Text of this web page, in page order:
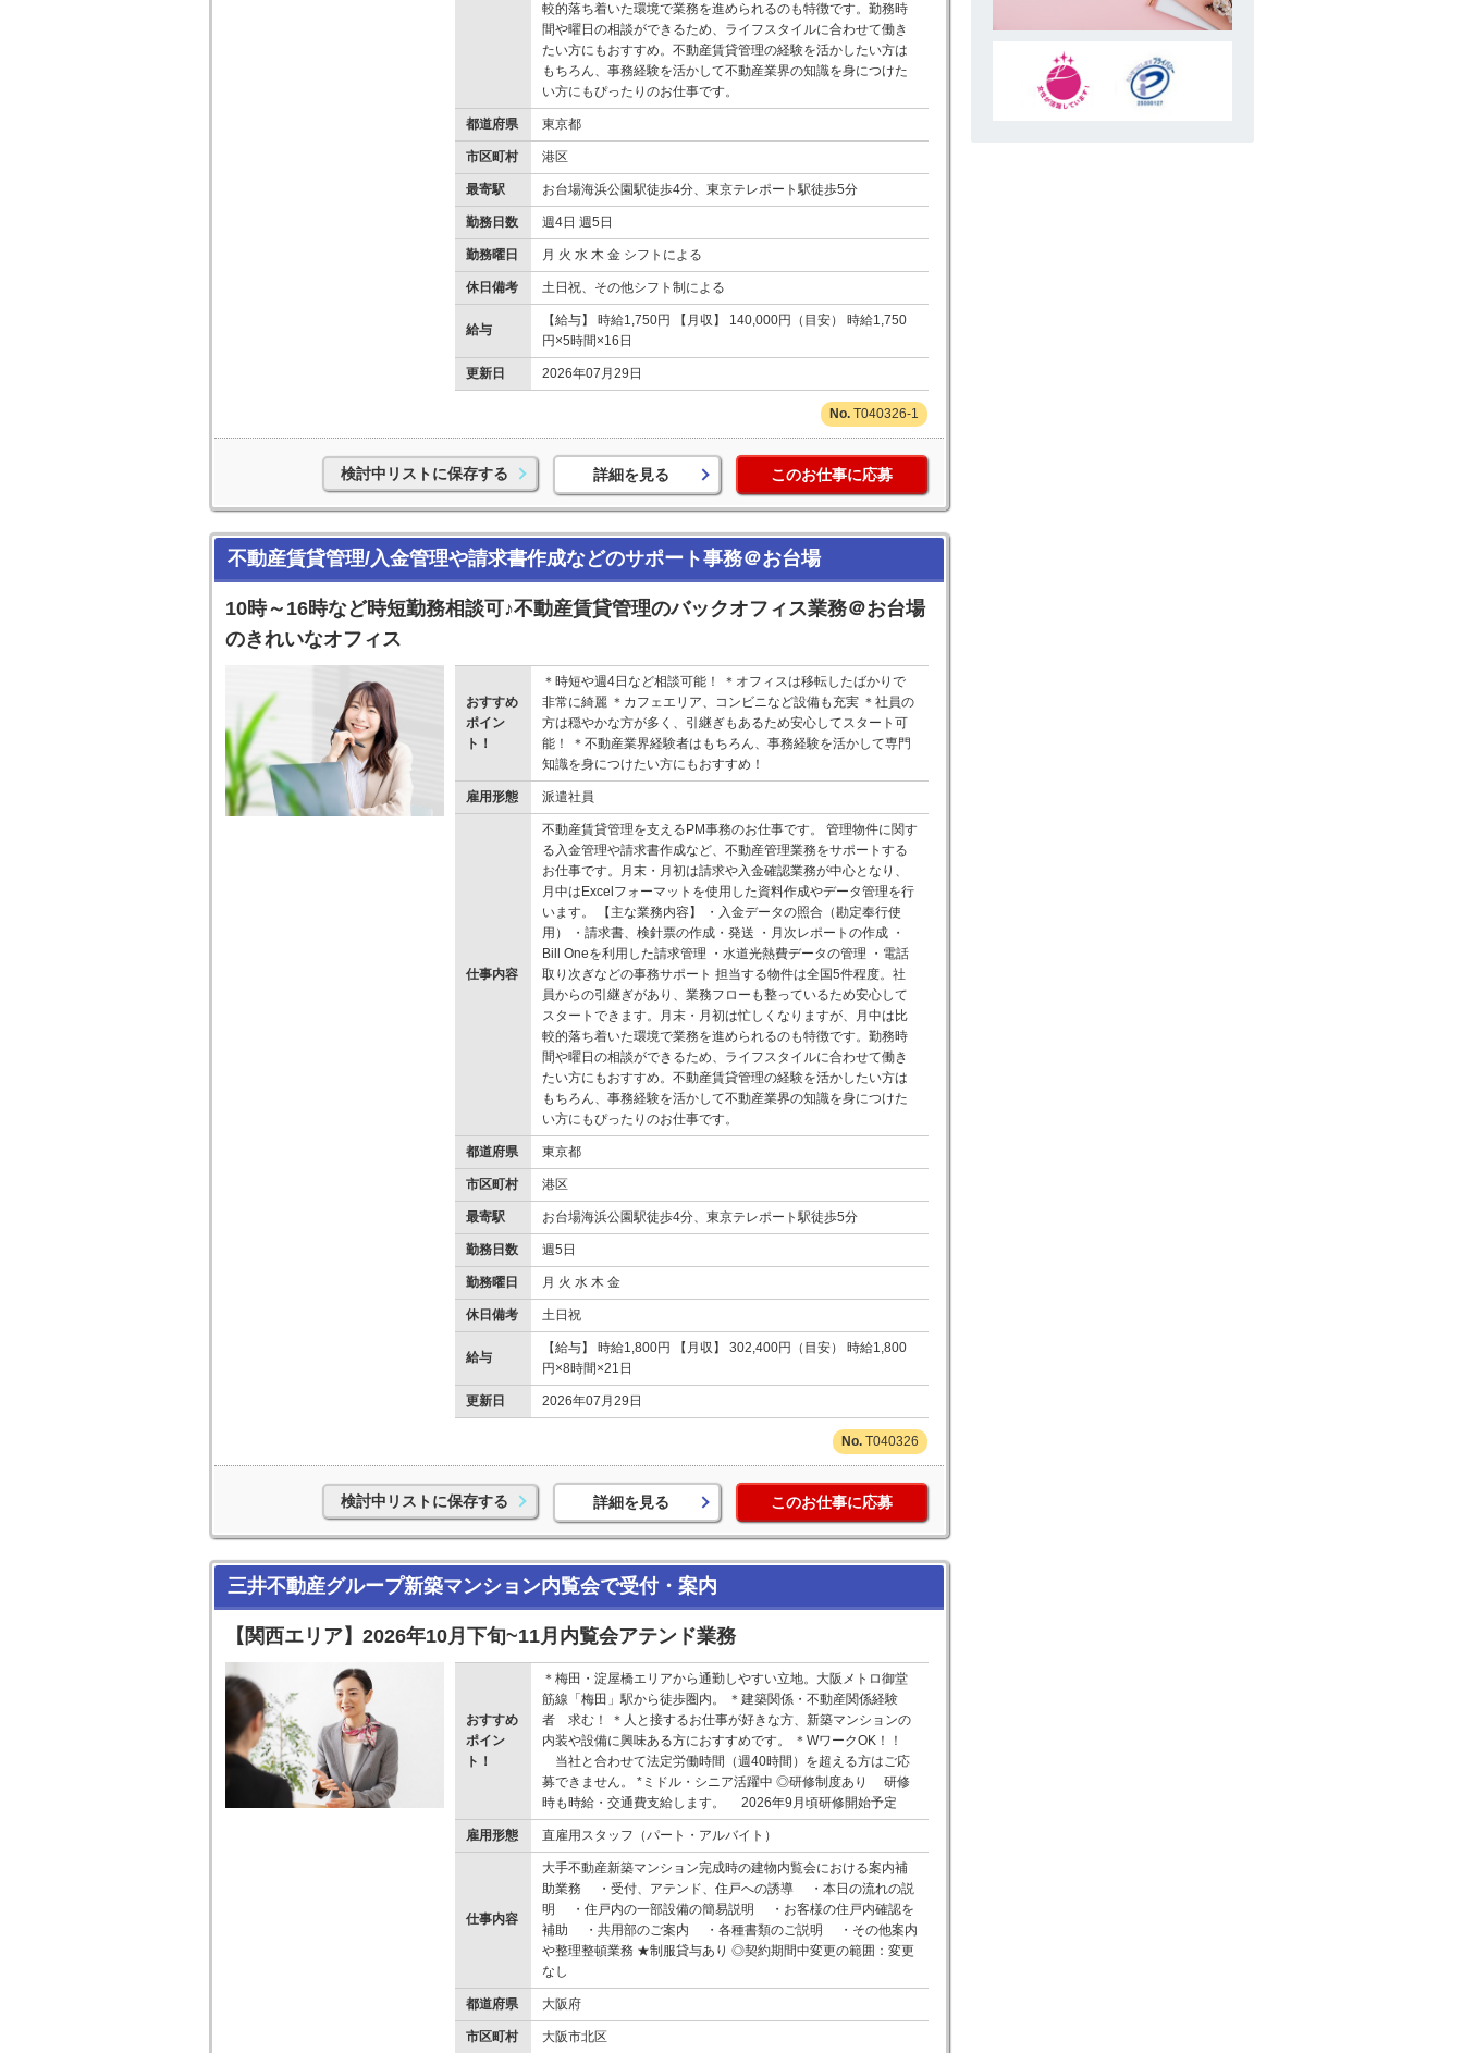
較的落ち着いた環境で業務を進められるのも特徴です。勤務時
間や曜日の相談ができるため、ライフスタイルに合わせて働き
たい方にもおすすめ。不動産賃貸管理の経験を活かしたい方は
もちろん、事務経験を活かして不動産業界の知識を身につけた
い方にもぴったりのお仕事です。
都道府県 東京都
市区町村 港区
最寄駅 お台場海浜公園駅徒歩4分、東京テレポート駅徒歩5分
勤務日数 週4日 週5日
勤務曜日 月 火 水 木 金 シフトによる
休日備考 土日祝、その他シフト制による
給与
【給与】 時給1,750円 【月収】 140,000円（目安） 時給1,750
円×5時間×16日
更新日 2026年07月29日
T040326-1
検討中リストに保存する 詳細を見る このお仕事に応募
不動産賃貸管理/入金管理や請求書作成などのサポート事務＠お台場
10時～16時など時短勤務相談可♪不動産賃貸管理のバックオフィス業務＠お台場
のきれいなオフィス
おすすめ
ポイン
ト！
＊時短や週4日など相談可能！ ＊オフィスは移転したばかりで
非常に綺麗 ＊カフェエリア、コンビニなど設備も充実 ＊社員の
方は穏やかな方が多く、引継ぎもあるため安心してスタート可
能！ ＊不動産業界経験者はもちろん、事務経験を活かして専門
知識を身につけたい方にもおすすめ！
雇用形態 派遣社員
仕事内容
不動産賃貸管理を支えるPM事務のお仕事です。 管理物件に関す
る入金管理や請求書作成など、不動産管理業務をサポートする
お仕事です。月末・月初は請求や入金確認業務が中心となり、
月中はExcelフォーマットを使用した資料作成やデータ管理を行
います。 【主な業務内容】 ・入金データの照合（勘定奉行使
用） ・請求書、検針票の作成・発送 ・月次レポートの作成 ・
Bill Oneを利用した請求管理 ・水道光熱費データの管理 ・電話
取り次ぎなどの事務サポート 担当する物件は全国5件程度。社
員からの引継ぎがあり、業務フローも整っているため安心して
スタートできます。月末・月初は忙しくなりますが、月中は比
較的落ち着いた環境で業務を進められるのも特徴です。勤務時
間や曜日の相談ができるため、ライフスタイルに合わせて働き
たい方にもおすすめ。不動産賃貸管理の経験を活かしたい方は
もちろん、事務経験を活かして不動産業界の知識を身につけた
い方にもぴったりのお仕事です。
都道府県 東京都
市区町村 港区
最寄駅 お台場海浜公園駅徒歩4分、東京テレポート駅徒歩5分
勤務日数 週5日
勤務曜日 月 火 水 木 金
休日備考 土日祝
給与
【給与】 時給1,800円 【月収】 302,400円（目安） 時給1,800
円×8時間×21日
更新日 2026年07月29日
T040326
検討中リストに保存する 詳細を見る このお仕事に応募
三井不動産グループ新築マンション内覧会で受付・案内
【関西エリア】2026年10月下旬~11月内覧会アテンド業務
おすすめ
ポイン
ト！
＊梅田・淀屋橋エリアから通勤しやすい立地。大阪メトロ御堂
筋線「梅田」駅から徒歩圏内。 ＊建築関係・不動産関係経験
者 求む！ ＊人と接するお仕事が好きな方、新築マンションの
内装や設備に興味ある方におすすめです。 ＊WワークOK！！
当社と合わせて法定労働時間（週40時間）を超える方はご応
募できません。 *ミドル・シニア活躍中 ◎研修制度あり 研修
時も時給・交通費支給します。 2026年9月頃研修開始予定
雇用形態 直雇用スタッフ（パート・アルバイト）
仕事内容
大手不動産新築マンション完成時の建物内覧会における案内補
助業務 ・受付、アテンド、住戸への誘導 ・本日の流れの説
明 ・住戸内の一部設備の簡易説明 ・お客様の住戸内確認を
補助 ・共用部のご案内 ・各種書類のご説明 ・その他案内
や整理整頓業務 ★制服貸与あり ◎契約期間中変更の範囲：変更
なし
都道府県 大阪府
市区町村 大阪市北区